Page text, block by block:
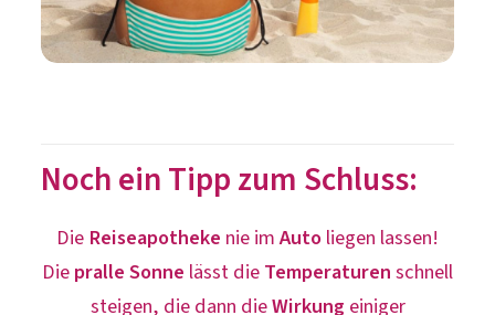
Noch ein Tipp zum Schluss:
Die Reiseapotheke nie imAutoliegen lassen!
Diepralle Sonne lässt dieTemperaturenschnell
steigen, die dann dieWirkung einiger